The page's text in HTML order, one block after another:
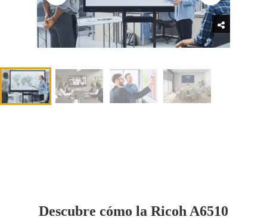
Descubre cómo la Ricoh A6510